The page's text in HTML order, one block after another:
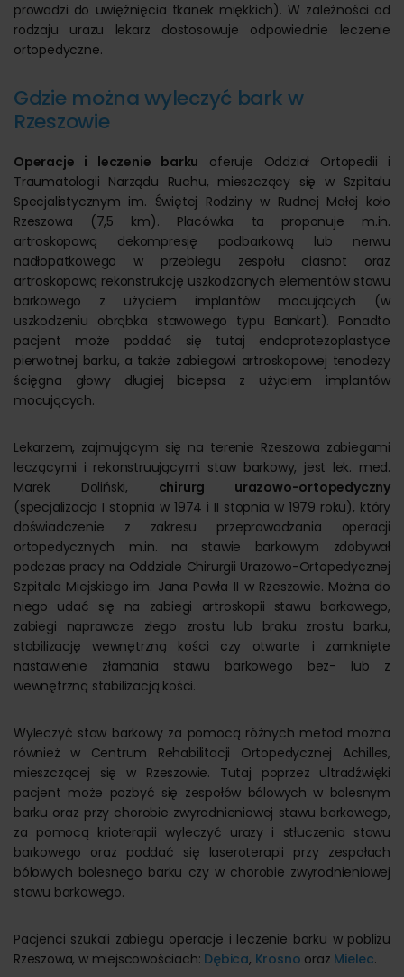
prowadzi do uwięźnięcia tkanek miękkich). W zależności od
rodzaju urazu lekarz dostosowuje odpowiednie leczenie
ortopedyczne.
Gdzie można wyleczyć bark w
Rzeszowie
Operacje i leczenie barku oferuje Oddział Ortopedii i
Traumatologii Narządu Ruchu, mieszczący się w Szpitalu
Specjalistycznym im. Świętej Rodziny w Rudnej Małej koło
Rzeszowa (7,5 km). Placówka ta proponuje m.in.
artroskopową dekompresję podbarkową lub nerwu
nadłopatkowego w przebiegu zespołu ciasnot oraz
artroskopową rekonstrukcję uszkodzonych elementów stawu
barkowego z użyciem implantów mocujących (w
uszkodzeniu obrąbka stawowego typu Bankart). Ponadto
pacjent może poddać się tutaj endoprotezoplastyce
pierwotnej barku, a także zabiegowi artroskopowej tenodezy
ścięgna głowy długiej bicepsa z użyciem implantów
mocujących.
Lekarzem, zajmującym się na terenie Rzeszowa zabiegami
leczącymi i rekonstruującymi staw barkowy, jest lek. med.
Marek Doliński, chirurg urazowo-ortopedyczny
(specjalizacja I stopnia w 1974 i II stopnia w 1979 roku), który
doświadczenie z zakresu przeprowadzania operacji
ortopedycznych m.in. na stawie barkowym zdobywał
podczas pracy na Oddziale Chirurgii Urazowo-Ortopedycznej
Szpitala Miejskiego im. Jana Pawła II w Rzeszowie. Można do
niego udać się na zabiegi artroskopii stawu barkowego,
zabiegi naprawcze złego zrostu lub braku zrostu barku,
stabilizację wewnętrzną kości czy otwarte i zamknięte
nastawienie złamania stawu barkowego bez- lub z
wewnętrzną stabilizacją kości.
Wyleczyć staw barkowy za pomocą różnych metod można
również w Centrum Rehabilitacji Ortopedycznej Achilles,
mieszczącej się w Rzeszowie. Tutaj poprzez ultradźwięki
pacjent może pozbyć się zespołów bólowych w bolesnym
barku oraz przy chorobie zwyrodnieniowej stawu barkowego,
za pomocą krioterapii wyleczyć urazy i stłuczenia stawu
barkowego oraz poddać się laseroterapii przy zespołach
bólowych bolesnego barku czy w chorobie zwyrodnieniowej
stawu barkowego.
Pacjenci szukali zabiegu operacje i leczenie barku w pobliżu
Rzeszowa, w miejscowościach: Dębica, Krosno oraz Mielec.